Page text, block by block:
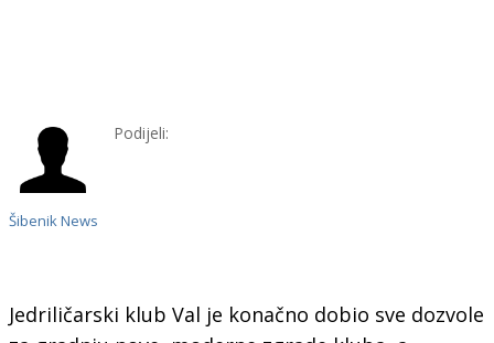
Šibenik News
Podijeli:
Jedriličarski klub Val je konačno dobio sve dozvole